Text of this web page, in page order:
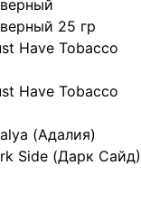
25 гр
Have Tobacco
Have Tobacco
(Адалия)
Side (Дарк Сайд)